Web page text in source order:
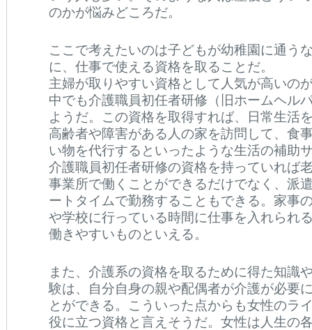
のかが悩みどころだ。
ここで考えたいのは子どもが幼稚園に通う
に、仕事で使える資格を取ることだ。
主婦が取りやすい資格として人気が高いの
中でも介護職員初任者研修（旧ホームヘル
ようだ。この資格を取得すれば、日常生活
高齢者や障害がある人の家を訪問して、食
い物を代行するといったような生活の補助
介護職員初任者研修の資格を持っていれば
事業所で働くことができるだけでなく、派
ートタイムで勤務することもできる。家事
や学校に行っている時間に仕事を入れられ
働きやすいものといえる。
また、介護系の資格を取るために得た知識
験は、自分自身の親や配偶者が介護が必要
とができる。こういった点からも女性のラ
役に立つ資格と言えそうだ。女性は人生の